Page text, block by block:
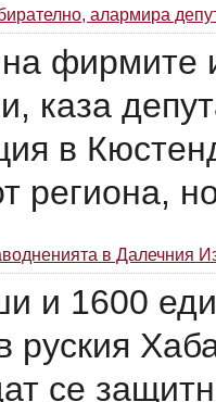
алармира
фирмите
каза
в
региона,
в Далечния
и 1600
руския
се